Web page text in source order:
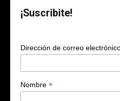
¡Suscribite!
Dirección de correo
Nombre *